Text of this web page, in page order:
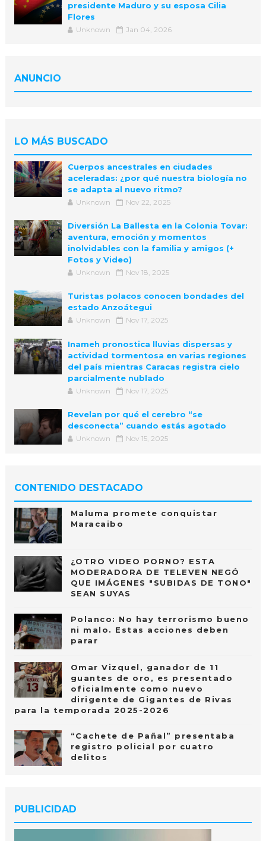
presidente Maduro y su esposa Cilia
Flores
Unknown Jan 04, 2026
ANUNCIO
LO MÁS BUSCADO
Cuerpos ancestrales en ciudades
aceleradas: ¿por qué nuestra biología no
se adapta al nuevo ritmo?
Unknown Nov 22, 2025
Diversión La Ballesta en la Colonia Tovar:
aventura, emoción y momentos
inolvidables con la familia y amigos (+
Fotos y Video)
Unknown Nov 18, 2025
Turistas polacos conocen bondades del
estado Anzoátegui
Unknown Nov 17, 2025
Inameh pronostica lluvias dispersas y
actividad tormentosa en varias regiones
del país mientras Caracas registra cielo
parcialmente nublado
Unknown Nov 17, 2025
Revelan por qué el cerebro “se
desconecta” cuando estás agotado
Unknown Nov 15, 2025
CONTENIDO DESTACADO
Maluma promete conquistar
Maracaibo
¿OTRO VIDEO PORNO? ESTA
MODERADORA DE TELEVEN NEGÓ
QUE IMÁGENES "SUBIDAS DE TONO"
SEAN SUYAS
Polanco: No hay terrorismo bueno
ni malo. Estas acciones deben
parar
Omar Vizquel, ganador de 11
guantes de oro, es presentado
oficialmente como nuevo
dirigente de Gigantes de Rivas
para la temporada 2025-2026
“Cachete de Pañal” presentaba
registro policial por cuatro
delitos
PUBLICIDAD